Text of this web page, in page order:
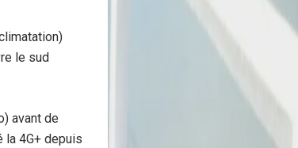
le sud
avant de
la 4G+ depuis